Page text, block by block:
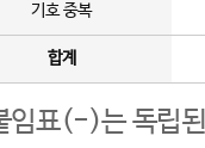
기호 중복
합계
임표(-)는 독립된